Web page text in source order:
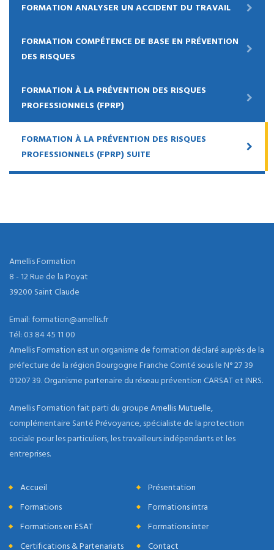
FORMATION ANALYSER UN ACCIDENT DU TRAVAIL
FORMATION COMPÉTENCE DE BASE EN PRÉVENTION
DES RISQUES
FORMATION À LA PRÉVENTION DES RISQUES
PROFESSIONNELS (FPRP)
FORMATION À LA PRÉVENTION DES RISQUES
PROFESSIONNELS (FPRP) SUITE
Amellis Formation
8 - 12 Rue de la Poyat
39200 Saint Claude
Email: formation@amellis.fr
Tél: 03 84 45 11 00
Amellis Formation est un organisme de formation déclaré auprès de la
préfecture de la région Bourgogne Franche Comté sous le N° 27 39
01207 39. Organisme partenaire du réseau prévention CARSAT et INRS.
Amellis Formation fait parti du groupeAmellis Mutuelle,
complémentaire Santé Prévoyance, spécialiste de la protection
sociale pour les particuliers, les travailleurs indépendants et les
entreprises.
Accueil
Présentation
Formations
Formations intra
Formations en ESAT
Formations inter
Certifications & Partenariats
Contact